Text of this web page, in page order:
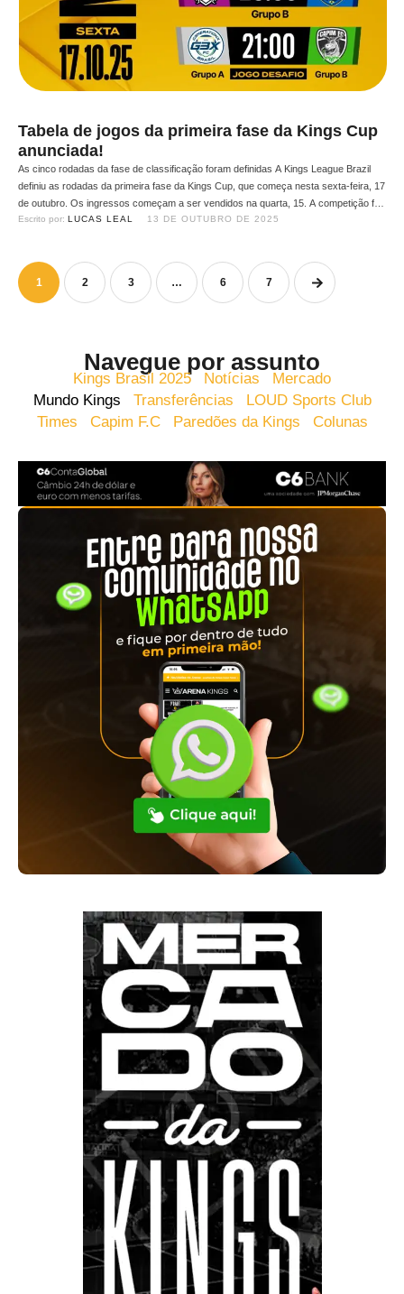
Tabela de jogos da primeira fase da Kings Cup
anunciada!
As cinco rodadas da fase de classificação foram definidas A Kings League Brazil
definiu as rodadas da primeira fase da Kings Cup, que começa nesta sexta-feira, 17
de outubro. Os ingressos começam a ser vendidos na quarta, 15. A competição foi
dividida em 2 grupos, com Fúria, G3X, Desimpedidos Goti, Loud e Real Elite no …
Escrito por: LUCAS LEAL 13 DE OUTUBRO DE 2025
1 2 3 … 6 7
Navegue por assunto
Kings Brasil 2025 Notícias
Mercado
Mundo Kings
Transferências
LOUD Sports Club
Times
Capim F.C Paredões da Kings Colunas